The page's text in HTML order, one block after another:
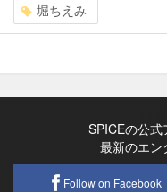
堀ちえみ
SPICEの公
最新のエン
Follow on Facebook